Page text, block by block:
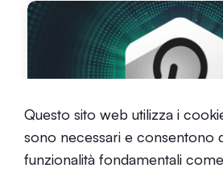
Che cos'è Polkadot?
Principiante 7
Questo sito web utilizza i
sono necessari e consentono
funzionalità fondamentali